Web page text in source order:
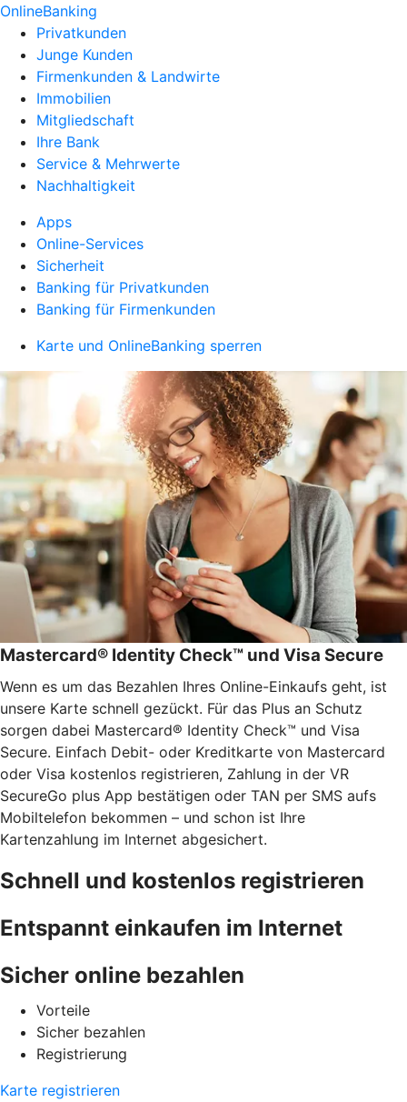
OnlineBanking
Privatkunden
Junge Kunden
Firmenkunden & Landwirte
Immobilien
Mitgliedschaft
Ihre Bank
Service & Mehrwerte
Nachhaltigkeit
Apps
Online-Services
Sicherheit
Banking für Privatkunden
Banking für Firmenkunden
Karte und OnlineBanking sperren
Mastercard® Identity Check™ und Visa Secure
Wenn es um das Bezahlen Ihres Online-Einkaufs geht, ist
unsere Karte schnell gezückt. Für das Plus an Schutz
sorgen dabei Mastercard® Identity Check™ und Visa
Secure. Einfach Debit- oder Kreditkarte von Mastercard
oder Visa kostenlos registrieren, Zahlung in der VR
SecureGo plus App bestätigen oder TAN per SMS aufs
Mobiltelefon bekommen – und schon ist Ihre
Kartenzahlung im Internet abgesichert.
Schnell und kostenlos registrieren
Entspannt einkaufen im Internet
Sicher online bezahlen
Vorteile
Sicher bezahlen
Registrierung
Karte registrieren